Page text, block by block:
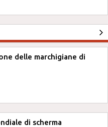
delle marchigiane di
di scherma